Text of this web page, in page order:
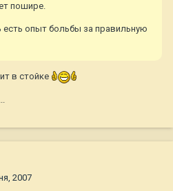
пошире.
опыт больбы за правильную
в стойке
2007